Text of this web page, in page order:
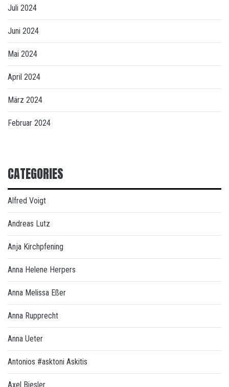
Juli 2024
Juni 2024
Mai 2024
April 2024
März 2024
Februar 2024
CATEGORIES
Alfred Voigt
Andreas Lutz
Anja Kirchpfening
Anna Helene Herpers
Anna Melissa Eßer
Anna Rupprecht
Anna Ueter
Antonios #asktoni Askitis
Axel Biesler